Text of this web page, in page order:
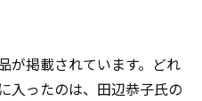
が掲載されています。どれ
入ったのは、田辺恭子氏の